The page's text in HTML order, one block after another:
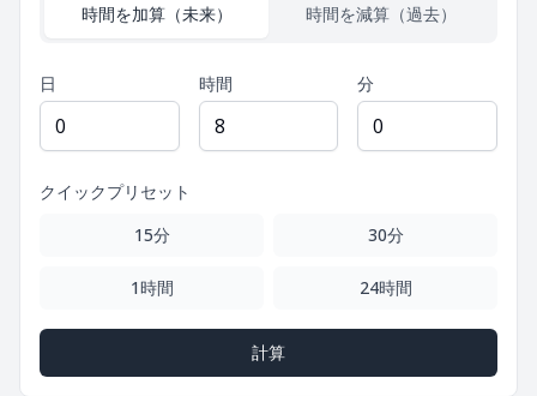
時間を加算（未来） 時間を減算（過去）
日 時間 分
クイックプリセット
15分
30分
1時間 24時間
計算